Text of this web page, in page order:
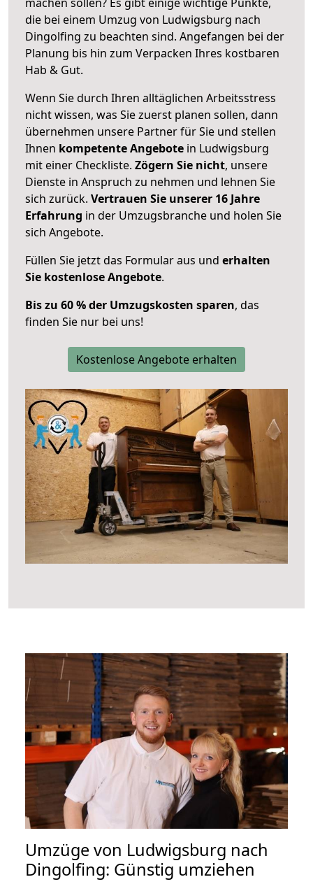
die bei einem Umzug von Ludwigsburg nach
Dingolfing zu beachten sind. Angefangen bei der
Planung bis hin zum Verpacken Ihres kostbaren
Hab & Gut.
Wenn Sie durch Ihren alltäglichen Arbeitsstress
nicht wissen, was Sie zuerst planen sollen, dann
übernehmen unsere Partner für Sie und stellen
Ihnen kompetente Angebote in Ludwigsburg
mit einer Checkliste. Zögern Sie nicht, unsere
Dienste in Anspruch zu nehmen und lehnen Sie
sich zurück. Vertrauen Sie unserer 16 Jahre
Erfahrung in der Umzugsbranche und holen Sie
sich Angebote.
Füllen Sie jetzt das Formular aus und erhalten
Sie kostenlose Angebote.
Bis zu 60 % der Umzugskosten sparen, das
finden Sie nur bei uns!
Kostenlose Angebote erhalten
Umzüge von Ludwigsburg nach
Dingolfing: Günstig umziehen